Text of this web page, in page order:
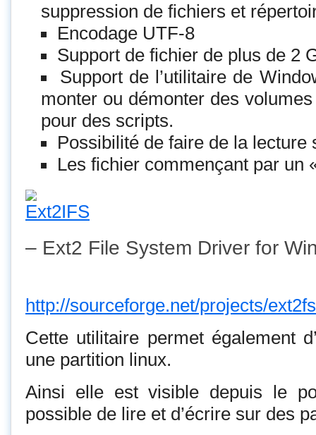
suppression de fichiers et
Encodage UTF-8
Support de fichier de plus de 2
Support de l’utilitaire de
monter ou démonter des
pour des scripts.
Possibilité de faire de la lecture
Les fichier commençant par un
– Ext2 File System Driver for
http://sourceforge.net/projects/
Cette utilitaire permet également
une partition linux.
Ainsi elle est visible depuis le
possible de lire et d’écrire sur des